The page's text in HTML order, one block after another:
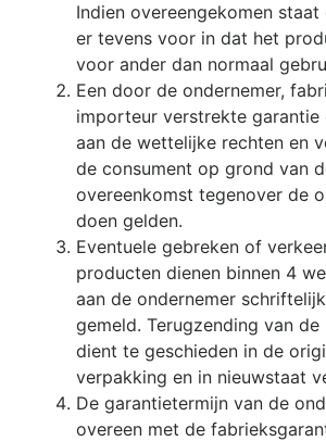
Indien overeengekomen
er tevens voor in dat het
voor ander dan normaal
Een door de ondernemer,
importeur verstrekte
aan de wettelijke rechten en
de consument op grond van
overeenkomst tegenover de
doen gelden.
Eventuele gebreken of
producten dienen binnen 4
aan de ondernemer
gemeld. Terugzending van
dient te geschieden in de
verpakking en in nieuwstaat
De garantietermijn van de
overeen met de